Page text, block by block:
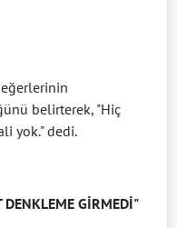
belirterek, "Hiç
yok." dedi.
DENKLEME GİRMEDİ"